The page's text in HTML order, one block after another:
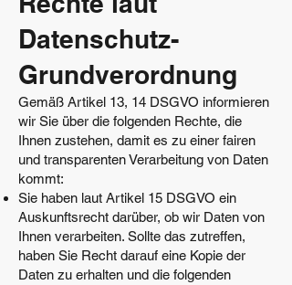
Datenschutz-
Grundverordnung
Gemäß Artikel 13, 14 DSGVO informieren
wir Sie über die folgenden Rechte, die
Ihnen zustehen, damit es zu einer fairen
und transparenten Verarbeitung von Daten
kommt:
Sie haben laut Artikel 15 DSGVO ein
Auskunftsrecht darüber, ob wir Daten von
Ihnen verarbeiten. Sollte das zutreffen,
haben Sie Recht darauf eine Kopie der
Daten zu erhalten und die folgenden